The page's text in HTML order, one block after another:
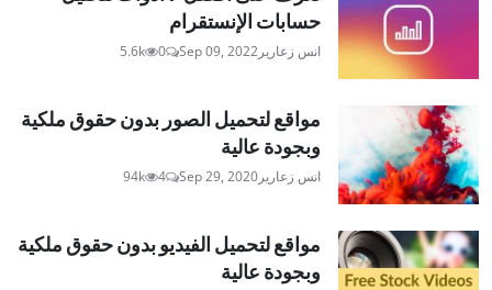
حسابات الإنستقرام
انس زعاريرSep 09, 2022
0
5.6k
مواقع لتحميل الصور بدون حقوق ملكية
وبجودة عالية
انس زعاريرSep 29, 2020
4
94k
مواقع لتحميل الفيديو بدون حقوق ملكية
وبجودة عالية